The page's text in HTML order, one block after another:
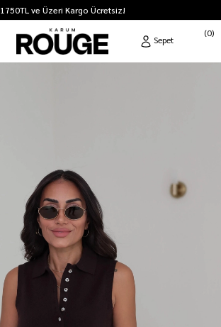
1750TL ve Üzeri Kargo Ücretsiz!
0